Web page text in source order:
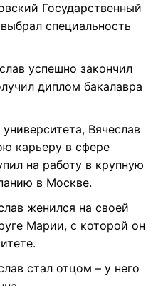
Государственный
специальность
успешно закончил
диплом бакалавра
Вячеслав
карьеру в сфере
на работу в крупную
в Москве.
женился на своей
Марии, с которой он
стал отцом – у него